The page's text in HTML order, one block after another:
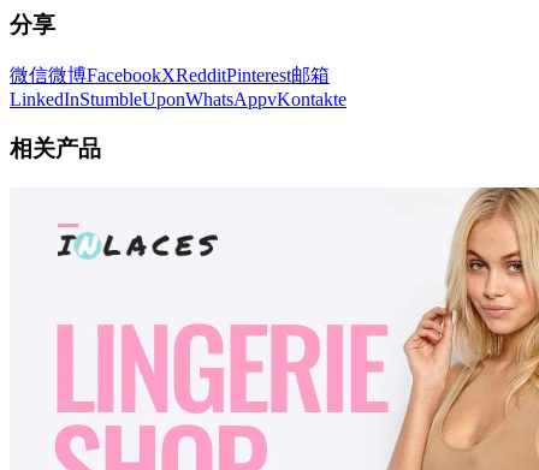
分享
微信微博FacebookXRedditPinterest邮箱
LinkedInStumbleUponWhatsAppvKontakte
相关产品